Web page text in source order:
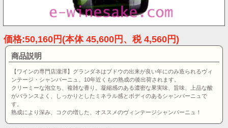
価格:50,160円(本体 45,600円、税 4,560円)
商品説明
【ワインの専門店瀧澤】グランダネはブドウの出来が良い年にのみ造られるヴィ
ンテージ・シャンパーニュ。10年近くもの熟成の後出荷されます。
クリーミーな泡立ち、複雑な香り。凝縮感のある濃密な果実味、旨味、上品な酸
がバランスよく、しっかりとしたミネラル感とボディのあるシャンパーニュで
す。
熟成により深み、コクの増した、オススメのヴィンテージシャンパーニュ！